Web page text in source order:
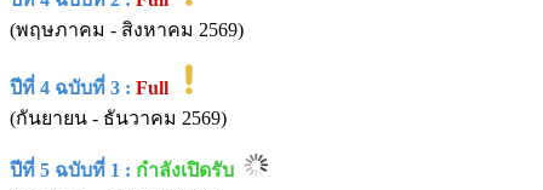
(พฤษภาคม - สิงหาคม 2569)
ปีที่ 4 ฉบับที่ 3 : Full
(กันยายน - ธันวาคม 2569)
ปีที่ 5 ฉบับที่ 1 : กำลังเปิดรับ